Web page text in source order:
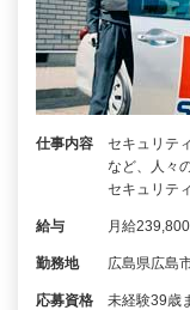
仕事内容
セキュリテ
など、人々
セキュリテ
給与 月給
勤務地 広島県広島
応募資格
未経験39歳